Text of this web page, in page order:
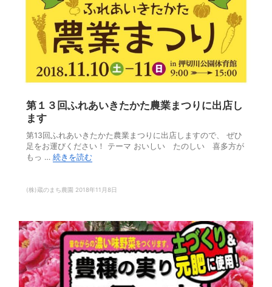
第１３回ふれあいきたかた農業まつりに出店し
ます
第13回ふれあいきたかた農業まつりに出店しますので、 ぜひ
足をお運びください！ テーマ おいしい たのしい 喜多方が
もっ … 続きを読む
(株)蔵のまち農園 2018年11月8日